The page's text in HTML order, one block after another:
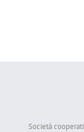
Società